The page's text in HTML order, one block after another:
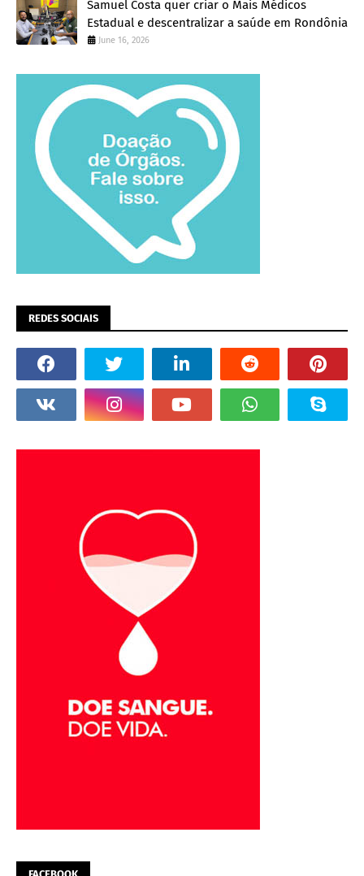
Samuel Costa quer criar o Mais Médicos
Estadual e descentralizar a saúde em Rondônia
June 16, 2026
REDES SOCIAIS